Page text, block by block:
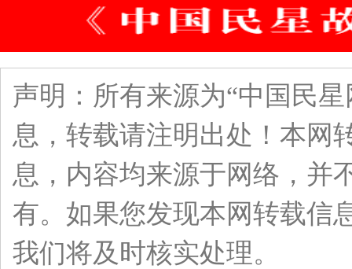
声明：所有来源为“中国民
息，转载请注明出处！本网
息，内容均来源于网络，并
有。如果您发现本网转载信
我们将及时核实处理。